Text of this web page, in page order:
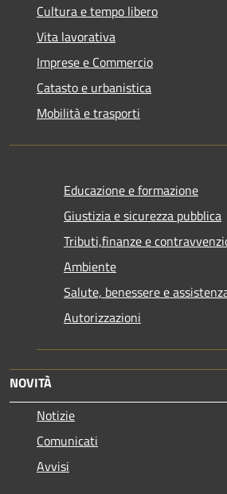
Cultura e tempo libero
Vita lavorativa
Imprese e Commercio
Catasto e urbanistica
Mobilità e trasporti
Educazione e formazione
Giustizia e sicurezza pubblica
Tributi,finanze e
Ambiente
Salute, benessere e
Autorizzazioni
NOVITÀ
Notizie
Comunicati
Avvisi